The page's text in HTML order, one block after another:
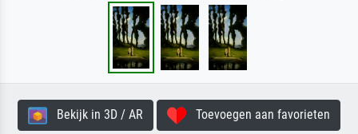
Bekijk in 3D / AR Toevoegen aan favorieten